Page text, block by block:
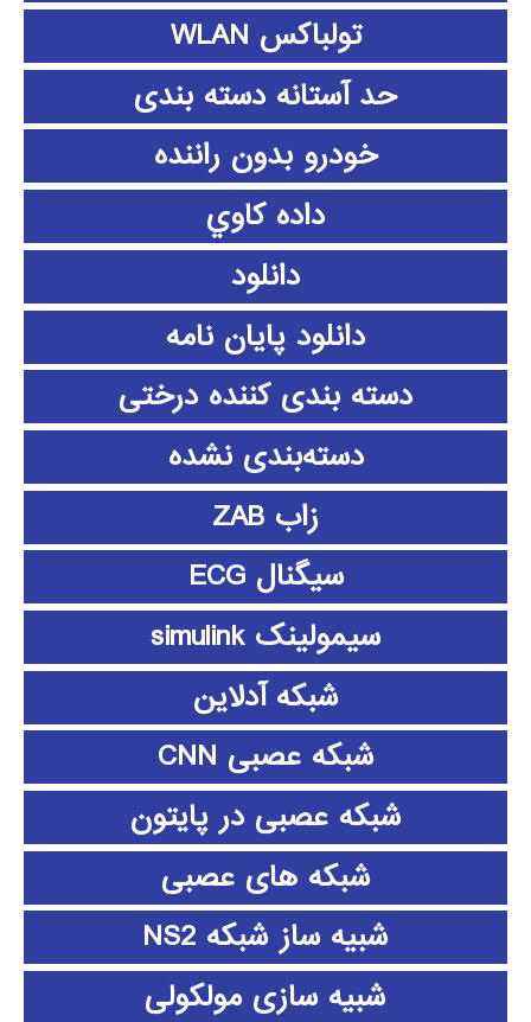
تولباکس WLAN
حد آستانه دسته بندی
خودرو بدون راننده
داده كاوي
دانلود
دانلود پايان نامه
دسته بندی کننده درختی
دسته‌بندی نشده
زاب ZAB
سیگنال ECG
سیمولینک simulink
شبکه آدلاین
شبکه عصبی CNN
شبکه عصبی در پایتون
شبکه های عصبی
شبیه ساز شبکه NS2
شبیه سازی مولکولی